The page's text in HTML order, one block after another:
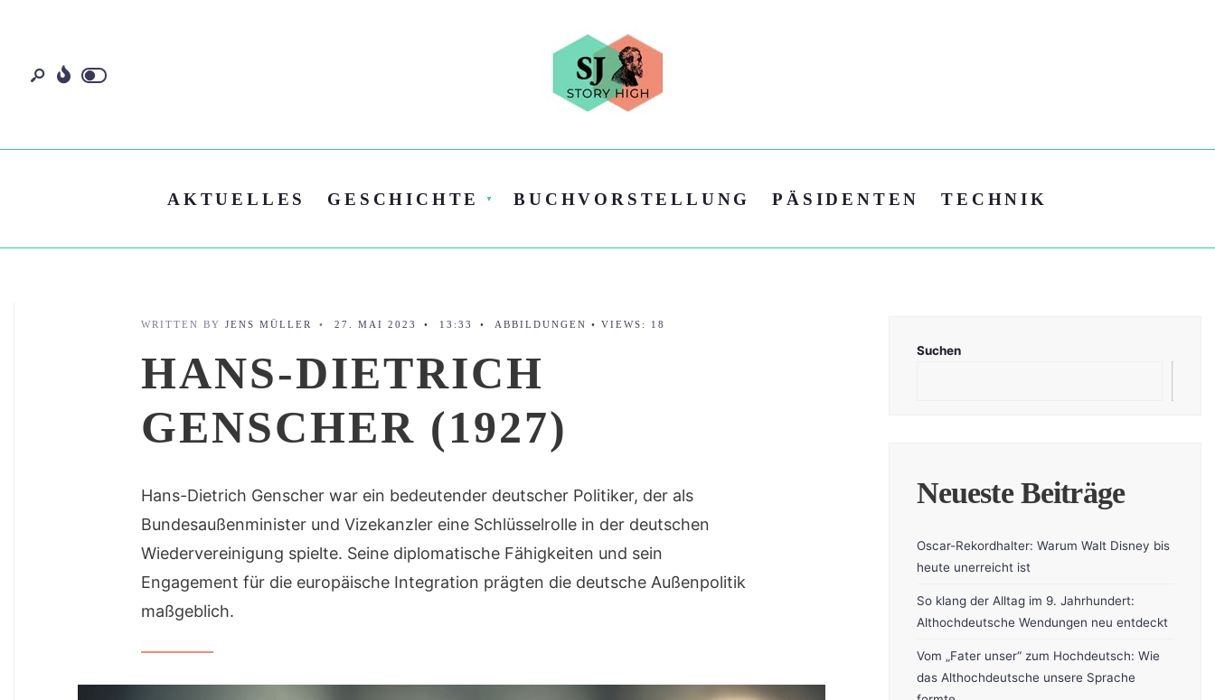
AKTUELLES GESCHICHTE BUCHVORSTELLUNG PÄSIDENTEN TECHNIK
WRITTEN BY JENS MÜLLER • 27. MAI 2023 • 13:33 • ABBILDUNGEN • VIEWS: 18
HANS-DIETRICH
GENSCHER (1927)
Hans-Dietrich Genscher war ein bedeutender deutscher Politiker, der als
Bundesaußenminister und Vizekanzler eine Schlüsselrolle in der deutschen
Wiedervereinigung spielte. Seine diplomatische Fähigkeiten und sein
Engagement für die europäische Integration prägten die deutsche Außenpolitik
maßgeblich.
Suchen
Neueste Beiträge
Oscar-Rekordhalter: Warum Walt Disney bis
heute unerreicht ist
So klang der Alltag im 9. Jahrhundert:
Althochdeutsche Wendungen neu entdeckt
Vom „Fater unser“ zum Hochdeutsch: Wie
das Althochdeutsche unsere Sprache